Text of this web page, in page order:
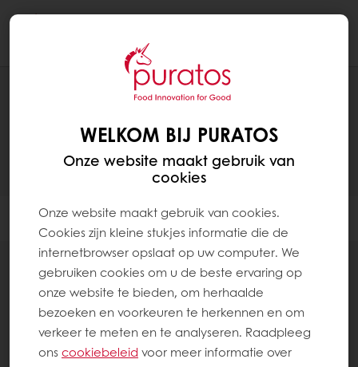
Filter
PURAVITA PROTEÏNE: dé eiwitrijke broodmix
WELKOM BIJ PURATOS
Onze website maakt gebruik van
cookies
Onze website maakt gebruik van cookies.
Cookies zijn kleine stukjes informatie die de
internetbrowser opslaat op uw computer. We
gebruiken cookies om u de beste ervaring op
onze website te bieden, om herhaalde
bezoeken en voorkeuren te herkennen en om
verkeer te meten en te analyseren. Raadpleeg
onscookiebeleid voor meer informatie over